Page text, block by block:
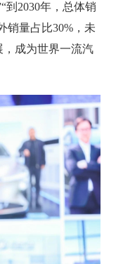
到2030年，总体销
销量占比30%，未
，成为世界一流汽